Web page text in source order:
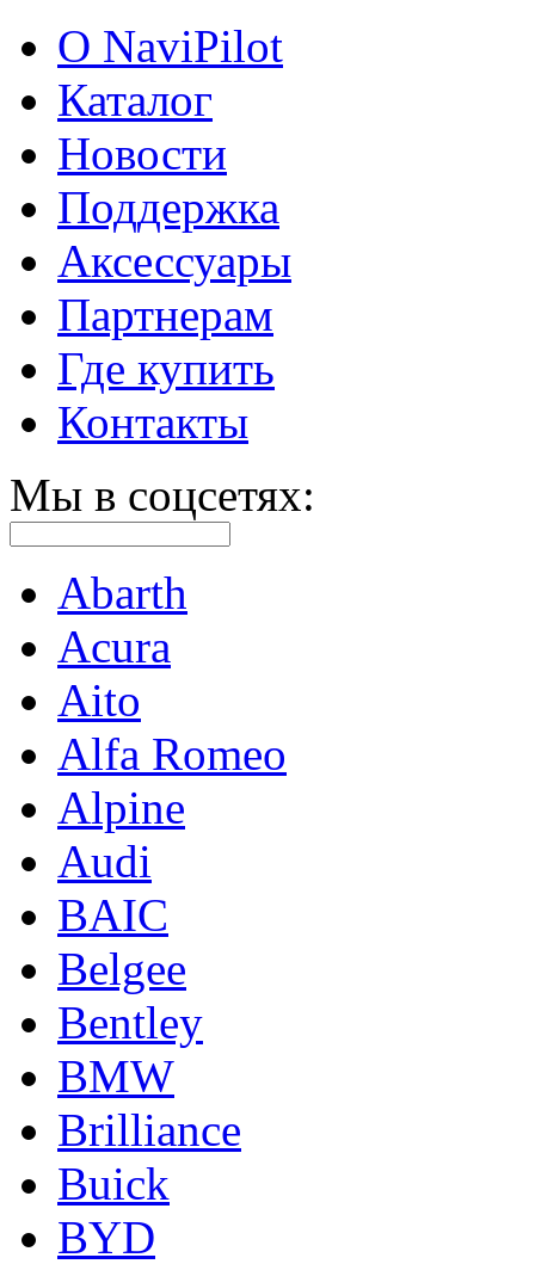
О NaviPilot
Каталог
Новости
Поддержка
Аксессуары
Партнерам
Где купить
Контакты
Мы в соцсетях:
Abarth
Acura
Aito
Alfa Romeo
Alpine
Audi
BAIC
Belgee
Bentley
BMW
Brilliance
Buick
BYD